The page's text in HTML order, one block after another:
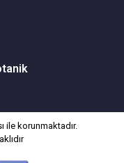
ile korunmaktadır.